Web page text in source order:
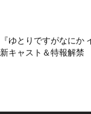
『ゆとりですがなにか
新キャスト＆特報解禁